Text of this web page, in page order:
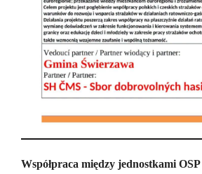
Współpraca między jednostkami OSP